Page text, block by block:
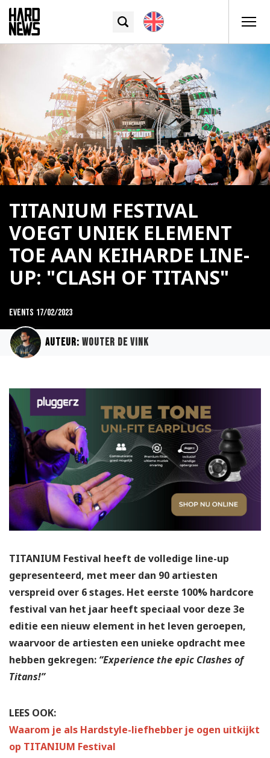
TITANIUM FESTIVAL
VOEGT UNIEK ELEMENT
TOE AAN KEIHARDE LINE-
UP: "CLASH OF TITANS"
Events 17/02/2023
Auteur: Wouter de Vink
TITANIUM Festival heeft de volledige line-up
gepresenteerd, met meer dan 90 artiesten
verspreid over 6 stages. Het eerste 100% hardcore
festival van het jaar heeft speciaal voor deze 3e
editie een nieuw element in het leven geroepen,
waarvoor de artiesten een unieke opdracht mee
hebben gekregen: “Experience the epic Clashes of
Titans!”
LEES OOK:
Waarom je als Hardstyle-liefhebber je ogen uitkijkt
op TITANIUM Festival